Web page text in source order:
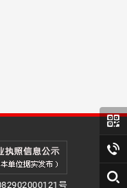
号